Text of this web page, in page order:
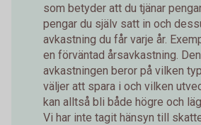
som betyder att du tjänar
pengar du själv satt in och
avkastning du får varje år.
en förväntad årsavkastning.
avkastningen beror på vilken
väljer att spara i och vilken
kan alltså bli både högre och
Vi har inte tagit hänsyn till